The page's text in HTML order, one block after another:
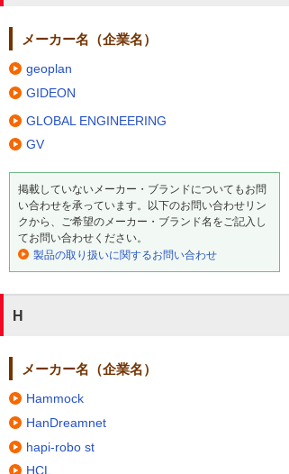
メーカー名（企業名）
geoplan
GIDEON
GLOBAL ENGINEERING
GV
掲載していないメーカー・ブランドについてもお問
い合わせを承っています。以下のお問い合わせリン
クから、ご希望のメーカー・ブランド名をご記入し
てお問い合わせください。
製品の取り扱いに関するお問い合わせ
H
メーカー名（企業名）
Hammock
HanDreamnet
hapi-robo st
HCL